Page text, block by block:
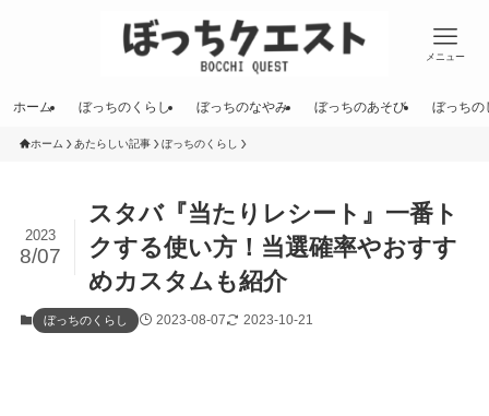
メニュー
ホーム ぼっちのくらし ぼっちのなやみ ぼっちのあそび ぼっちの
ホーム あたらしい記事 ぼっちのくらし
スタバ『当たりレシート』一番ト
クする使い方！当選確率やおすす
めカスタムも紹介
2023
8/07
ぼっちのくらし 2023-08-07 2023-10-21